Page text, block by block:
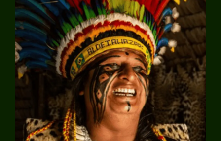
Explorar